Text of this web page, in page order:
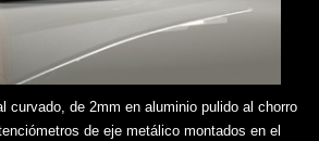
curvado, de 2mm en aluminio pulido al chorro
de eje metálico montados en el